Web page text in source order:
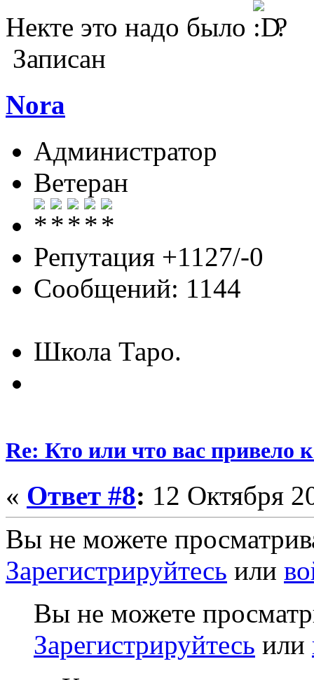
Некте это надо было
?
Записан
Nora
Администратор
Ветеран
Репутация +1127/-0
Сообщений: 1144
Школа Таро.
Re: Кто или что вас привело
« Ответ #8: 12 Октября
Вы не можете
Зарегистрируйтесь или
Вы не можете
Зарегистрируйтесь или